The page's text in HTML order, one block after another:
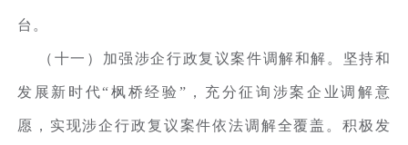
台。
（十一）加强涉企行政复议案件调解和解。坚持和
发展新时代“枫桥经验”，充分征询涉案企业调解意
愿，实现涉企行政复议案件依法调解全覆盖。积极发